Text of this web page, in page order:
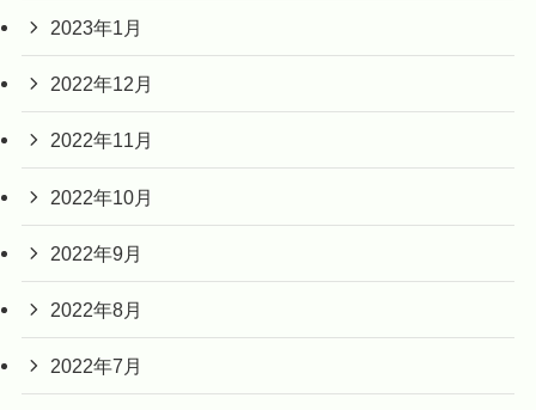
2023年1月
2022年12月
2022年11月
2022年10月
2022年9月
2022年8月
2022年7月